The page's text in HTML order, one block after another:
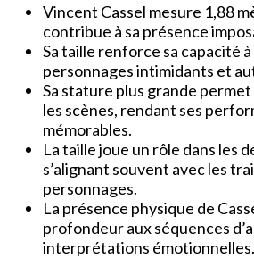
Vincent Cassel mesure 1,88
contribue à sa présence
Sa taille renforce sa capacité
personnages intimidants et
Sa stature plus grande
les scènes, rendant ses
mémorables.
La taille joue un rôle dans les
s’alignant souvent avec les
personnages.
La présence physique de
profondeur aux séquences
interprétations émotionnelles.